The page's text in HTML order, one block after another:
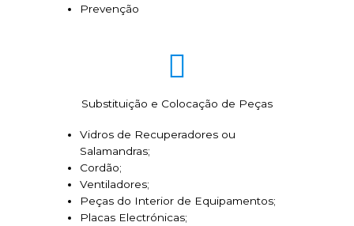
Prevenção
Substituição e Colocação de Peças
Vidros de Recuperadores ou
Salamandras;
Cordão;
Ventiladores;
Peças do Interior de Equipamentos;
Placas Electrónicas;